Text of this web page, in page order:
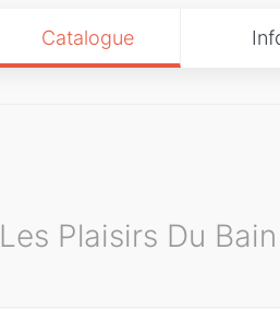
Catalogue
Les Plaisirs Du